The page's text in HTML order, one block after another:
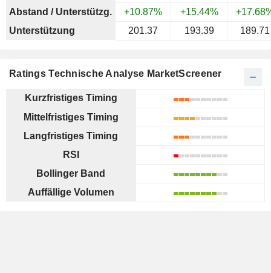
Abstand / Unterstützg.
+10.87% +15.44%
Unterstützung
201.37 193.39 189.71
Ratings Technische Analyse MarketScreener
Kurzfristiges Timing
Mittelfristiges Timing
Langfristiges Timing
RSI
Bollinger Band
Auffällige Volumen